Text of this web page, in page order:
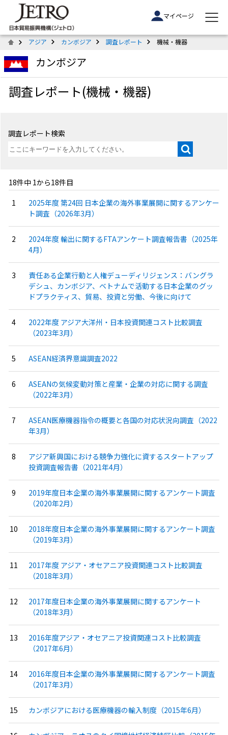
マイページ
アジア カンボジア 調査レポート 機械・機器
カンボジア
調査レポート(機械・機器)
調査レポート検索
18件中 1から18件目
2025年度 第24回 日本企業の海外事業展開に関するアンケー
ト調査（2026年3月）
2024年度 輸出に関するFTAアンケート調査報告書（2025年
4月）
責任ある企業行動と人権デューディリジェンス：バングラ
デシュ、カンボジア、ベトナムで活動する日本企業のグッ
ドプラクティス、貿易、投資と労働、今後に向けて
2022年度 アジア大洋州・日本投資関連コスト比較調査
（2023年3月）
ASEAN経済界意識調査2022
ASEANの気候変動対策と産業・企業の対応に関する調査
（2022年3月）
ASEAN医療機器指令の概要と各国の対応状況向調査（2022
年3月）
アジア新興国における競争力強化に資するスタートアップ
投資調査報告書（2021年4月）
2019年度日本企業の海外事業展開に関するアンケート調査
（2020年2月）
2018年度日本企業の海外事業展開に関するアンケート調査
（2019年3月）
2017年度 アジア・オセアニア投資関連コスト比較調査
（2018年3月）
2017年度日本企業の海外事業展開に関するアンケート
（2018年3月）
2016年度アジア・オセアニア投資関連コスト比較調査
（2017年6月）
2016年度日本企業の海外事業展開に関するアンケート調査
（2017年3月）
カンボジアにおける医療機器の輸入制度（2015年6月）